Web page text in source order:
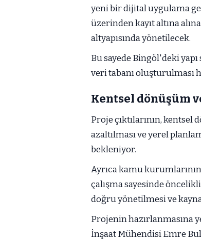
yeni bir dijital uygulama
üzerinden kayıt altına
altyapısında yönetilecek.
Bu sayede Bingöl'deki
veri tabanı oluşturulması
Kentsel dönüşüm
Proje çıktılarının,
azaltılması ve yerel
bekleniyor.
Ayrıca kamu
çalışma sayesinde
doğru yönetilmesi ve
Projenin hazırlanmasına
İnşaat Mühendisi Emre